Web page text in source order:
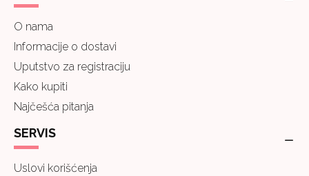
O nama
Informacije o dostavi
Uputstvo za registraciju
Kako kupiti
Najčešća pitanja
SERVIS
Uslovi korišćenja